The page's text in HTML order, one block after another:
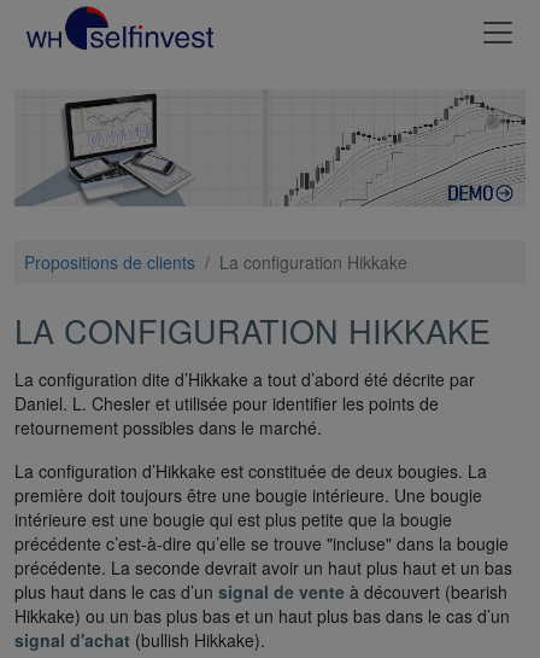
Propositions de clients / La configuration Hikkake
LA CONFIGURATION HIKKAKE
La configuration dite d’Hikkake a tout d’abord été décrite par
Daniel. L. Chesler et utilisée pour identifier les points de
retournement possibles dans le marché.
La configuration d’Hikkake est constituée de deux bougies. La
première doit toujours être une bougie intérieure. Une bougie
intérieure est une bougie qui est plus petite que la bougie
précédente c’est-à-dire qu’elle se trouve "incluse" dans la bougie
précédente. La seconde devrait avoir un haut plus haut et un bas
plus haut dans le cas d’un signal de vente à découvert (bearish
Hikkake) ou un bas plus bas et un haut plus bas dans le cas d’un
signal d'achat (bullish Hikkake).